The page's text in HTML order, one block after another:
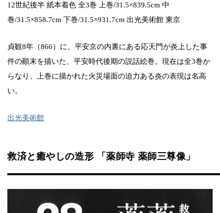
12世紀後半 紙本着色 全3巻 上巻/31.5×839.5cm 中
巻/31.5×858.7cm 下巻/31.5×931.7cm 出光美術館 東京
貞観8年（866）に、平安京の内裏にある応天門が炎上した事
件の顚末を描いた、平安時代後期の説話絵巻。現在は全3巻か
らなり、上巻に描かれた火災場面の迫力ある炎の表現は名高
い。
出光美術館
救済と癒やしの造形 「薬師寺 薬師三尊像」